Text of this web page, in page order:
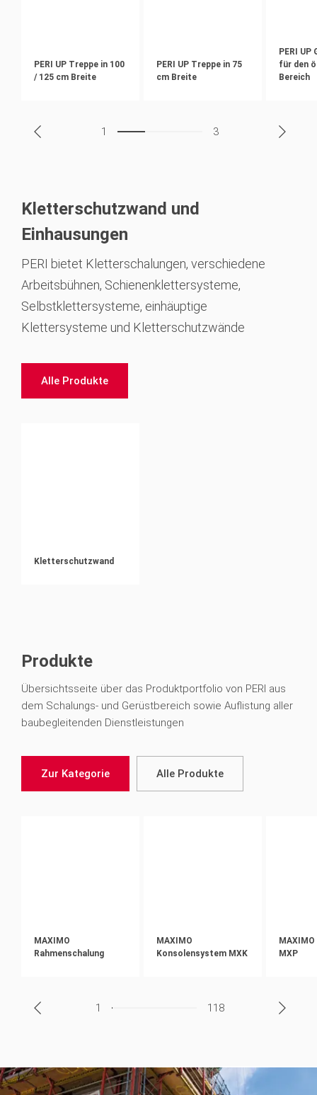
PERI UP Treppe in 100
/ 125 cm Breite
PERI UP Treppe in 75
cm Breite
PERI
für den
Bereich
1 3
Kletterschutzwand und
Einhausungen
PERI bietet Kletterschalungen, verschiedene
Arbeitsbühnen, Schienenklettersysteme,
Selbstklettersysteme, einhäuptige
Klettersysteme und Kletterschutzwände
Alle Produkte
Kletterschutzwand
Produkte
Übersichtsseite über das Produktportfolio von PERI aus
dem Schalungs- und Gerüstbereich sowie Auflistung aller
baubegleitenden Dienstleistungen
Zur Kategorie Alle Produkte
MAXIMO
Rahmenschalung
MAXIMO
Konsolensystem MXK
MXP
1 118